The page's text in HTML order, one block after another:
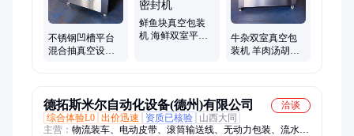
品封口机、拉伸膜封口机、连续式封口机、气调锁鲜封盒机
不锈钢凹槽平台
混合抽真空设备
鲜鱼块真空包装
机 海鲜双室平台
牛杂双室真空包
装机 羊肉汤胡辣
德拓斯米尔自动化设备(德州)有限公司
洽谈
综合体验L0 出价迅速 资质已核验
山西大同
主营： 物流装车、电动皮带、滚筒输送线、无动力包装、流水线